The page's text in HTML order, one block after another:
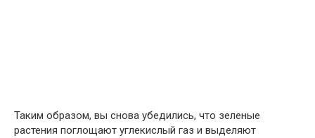
Таким образом, вы снова убедились, что зеленые
растения поглощают углекислый газ и выделяют